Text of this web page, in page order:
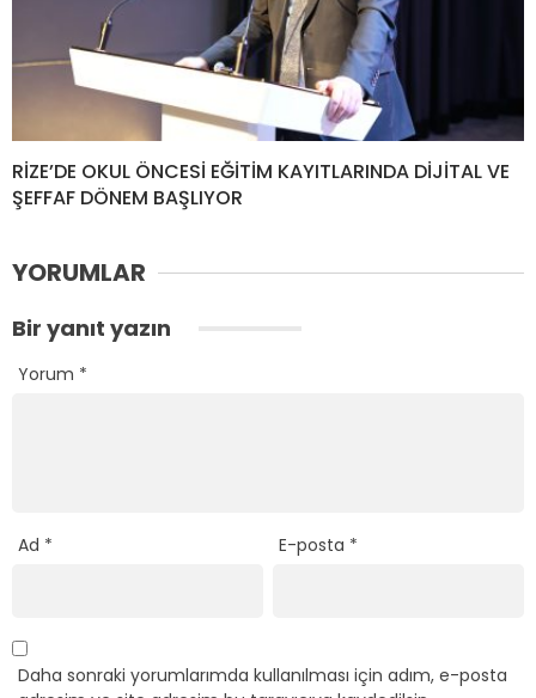
RİZE’DE OKUL ÖNCESİ EĞİTİM KAYITLARINDA DİJİTAL VE
ŞEFFAF DÖNEM BAŞLIYOR
YORUMLAR
Bir yanıt yazın
Yorum *
Ad * E-posta *
Daha sonraki yorumlarımda kullanılması için adım, e-posta